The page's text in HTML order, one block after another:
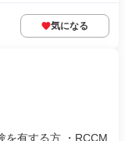
気になる
を有する方 ・RCCM